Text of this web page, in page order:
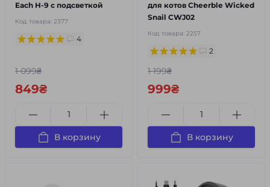
Each H-9 с подсветкой
Код товара: 2377
4
1 099₴
849₴
В корзину
для котов Cheerble Wicked
Snail CWJ02
Код товара: 2257
2
1 199₴
999₴
В корзину